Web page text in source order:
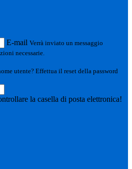
E-mail Verrà inviato un messaggio
necessarie.
utente? Effettua il reset della password
la casella di posta elettronica!